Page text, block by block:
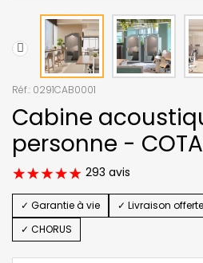
Réf.: 0291CAB0001
Cabine
personne -
293 avis
✓ Garantie à vie ✓ Livraison offerte
✓ CHORUS